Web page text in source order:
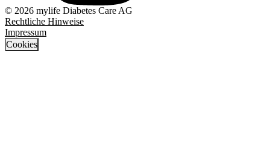
© 2026 mylife Diabetes Care AG
Rechtliche Hinweise
Impressum
Cookies